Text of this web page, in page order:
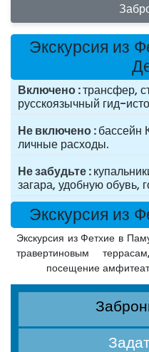
Экскурсия из
Включено трансфер,
русскоязычный гид-
Не включено бассейн
личные расходы.
Не забудьте
загара, удобную обувь,
Экскурсия из
Экскурсия из Фетхие в
травертиновым
посещение